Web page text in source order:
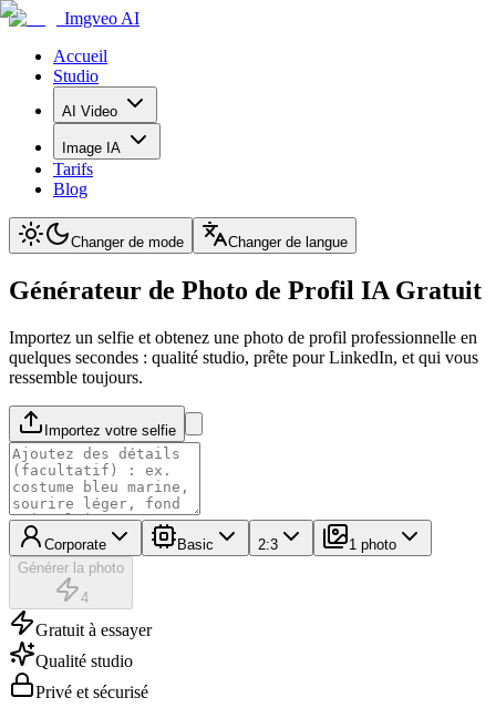
Imgveo AI
Accueil
Studio
AI Video
Image IA
Tarifs
Blog
Changer de mode Changer de langue
Générateur de Photo de Profil IA Gratuit
Importez un selfie et obtenez une photo de profil professionnelle en
quelques secondes : qualité studio, prête pour LinkedIn, et qui vous
ressemble toujours.
Importez votre selfie
Corporate Basic 2:3
1 photo
Générer la photo
4
Gratuit à essayer
Qualité studio
Privé et sécurisé